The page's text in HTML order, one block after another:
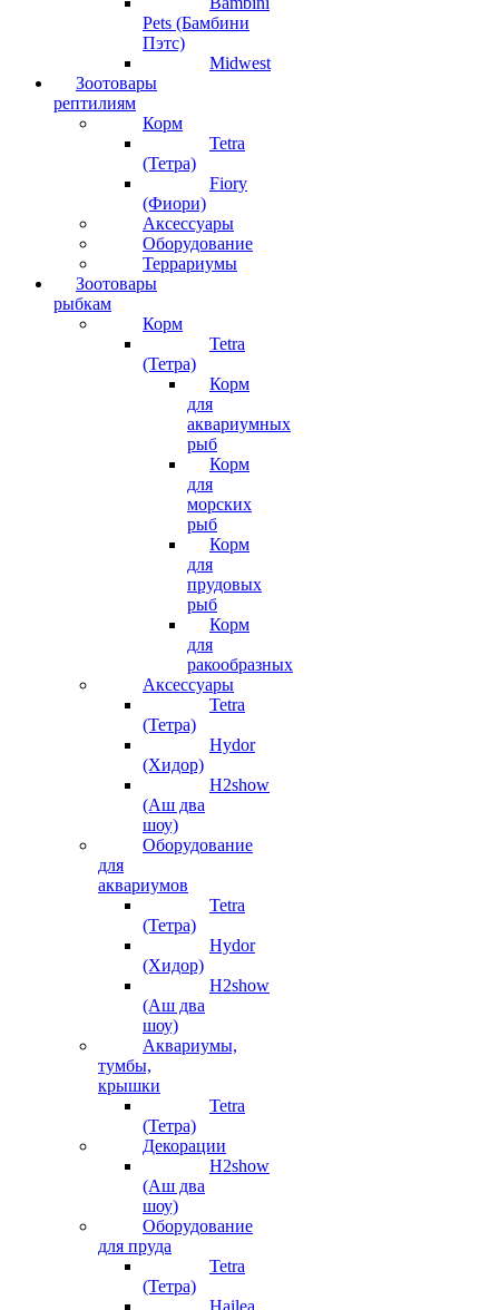
Pets (Бамбини
Пэтс)
Midwest
Зоотовары
рептилиям
Корм
Tetra
(Тетра)
Fiory
(Фиори)
Аксессуары
Оборудование
Террариумы
Зоотовары
рыбкам
Корм
Tetra
(Тетра)
Корм
для
аквариумных
рыб
Корм
для
морских
рыб
Корм
для
прудовых
рыб
Корм
для
ракообразных
Аксессуары
Tetra
(Тетра)
Hydor
(Хидор)
H2show
(Аш два
шоу)
Оборудование
для
аквариумов
Tetra
(Тетра)
Hydor
(Хидор)
H2show
(Аш два
шоу)
Аквариумы,
тумбы,
крышки
Tetra
(Тетра)
Декорации
H2show
(Аш два
шоу)
Оборудование
для пруда
Tetra
(Тетра)
Hailea